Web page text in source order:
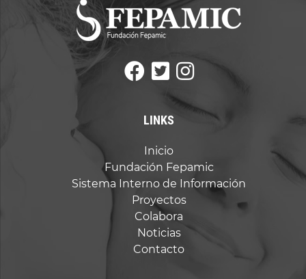
LINKS
Inicio
Fundación Fepamic
Sistema Interno de Información
Proyectos
Colabora
Noticias
Contacto